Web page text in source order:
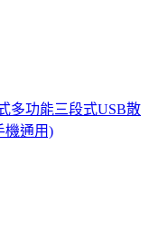
多功能三段式USB散
機通用)